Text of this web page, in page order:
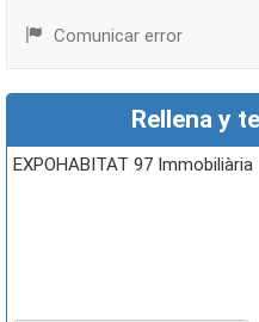
Comunicar error
Rellena y
EXPOHABITAT 97 Immobiliària